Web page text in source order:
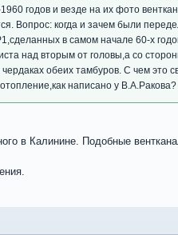
годов и везде на их фото
Вопрос: когда и зачем были
в самом начале 60-х
над вторым от головы,а со
обеих тамбуров. С чем это
написано у В.А.Ракова?
в Калинине. Подобные